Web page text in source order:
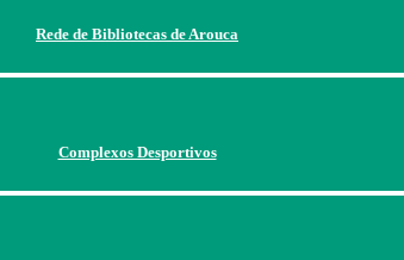
Rede de Bibliotecas de Arouca
Complexos Desportivos